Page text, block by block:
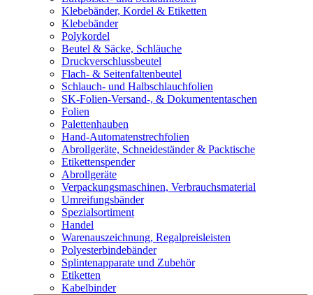
Klebebänder, Kordel & Etiketten
Klebebänder
Polykordel
Beutel & Säcke, Schläuche
Druckverschlussbeutel
Flach- & Seitenfaltenbeutel
Schlauch- und Halbschlauchfolien
SK-Folien-Versand-, & Dokumententaschen
Folien
Palettenhauben
Hand-Automatenstrechfolien
Abrollgeräte, Schneideständer & Packtische
Etikettenspender
Abrollgeräte
Verpackungsmaschinen, Verbrauchsmaterial
Umreifungsbänder
Spezialsortiment
Handel
Warenauszeichnung, Regalpreisleisten
Polyesterbindebänder
Splintenapparate und Zubehör
Etiketten
Kabelbinder